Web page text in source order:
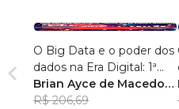
O Big Data e o poder dos
dados na Era Digital: 1ª
Edição.
Brian Ayce de Macedo
Marinho
R$ 206,69